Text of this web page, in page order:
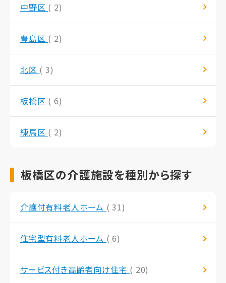
中野区 ( 2)
豊島区 ( 2)
北区 ( 3)
板橋区 ( 6)
練馬区 ( 2)
板橋区の介護施設を種別から探す
介護付有料老人ホーム ( 31)
住宅型有料老人ホーム ( 6)
サービス付き高齢者向け住宅 ( 20)